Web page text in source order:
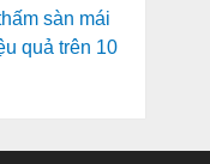
sàn mái
quả trên 10